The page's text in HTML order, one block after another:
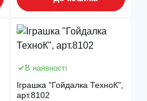
В наявності
Іграшка "Гойдалка ТехноК",
арт.8102